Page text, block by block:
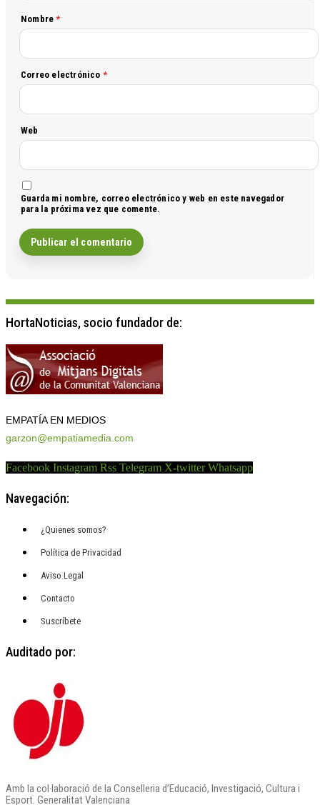
Nombre*
Correo electrónico *
Web
Guarda mi nombre, correo electrónico y web en este navegador
para la próxima vez que comente.
HortaNoticias, socio fundador de:
EMPATÍA EN MEDIOS
garzon@empatiamedia.com
Facebook Instagram Rss Telegram X-twitter Whatsapp
Navegación:
¿Quienes somos?
Política de Privacidad
Aviso Legal
Contacto
Suscríbete
Auditado por:
Amb la col·laboració de la Conselleria d’Educació, Investigació, Cultura i
Esport. Generalitat Valenciana